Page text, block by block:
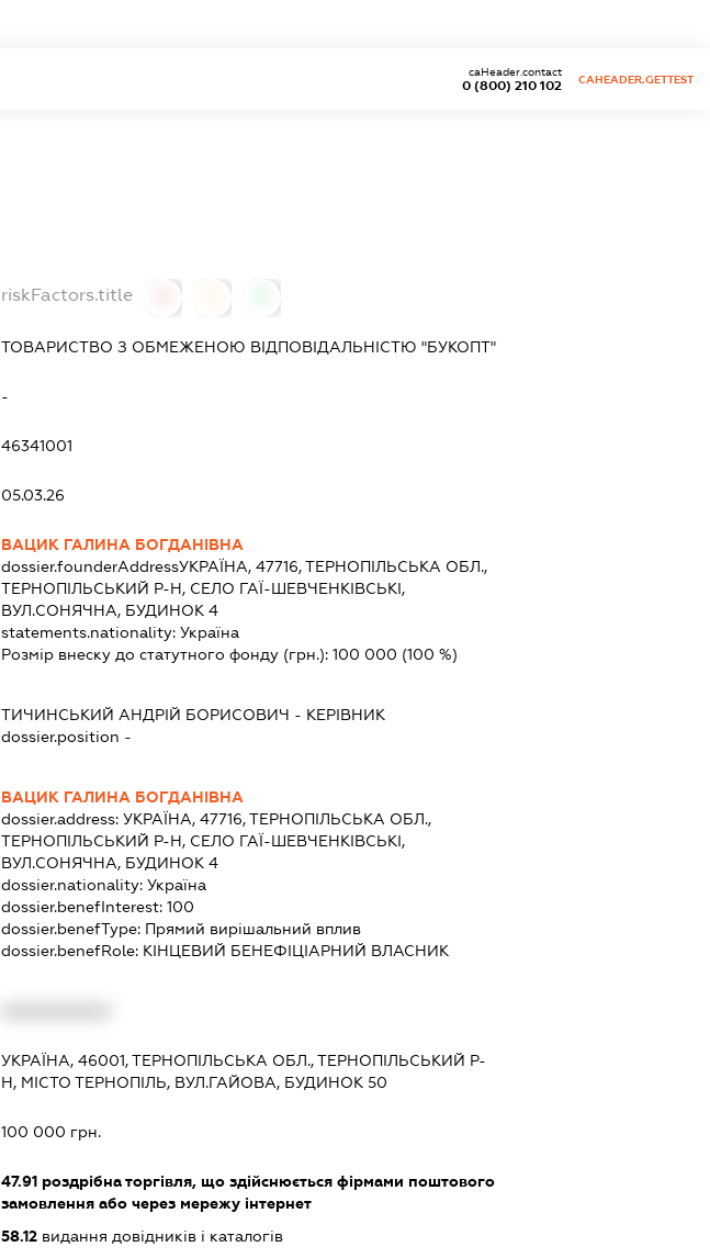
0 (800) 210 102
caHeader.contact
CAHEADER.GETTEST
riskFactors.title
ТОВАРИСТВО З ОБМЕЖЕНОЮ ВІДПОВІДАЛЬНІСТЮ "БУКОПТ"
-
46341001
05.03.26
ВАЦИК ГАЛИНА БОГДАНІВНА
dossier.founderAddressУКРАЇНА, 47716, ТЕРНОПІЛЬСЬКА ОБЛ.,
ТЕРНОПІЛЬСЬКИЙ Р-Н, СЕЛО ГАЇ-ШЕВЧЕНКІВСЬКІ,
ВУЛ.СОНЯЧНА, БУДИНОК 4
statements.nationality: Україна
Розмір внеску до статутного фонду (грн.): 100 000 (100 %)
ТИЧИНСЬКИЙ АНДРІЙ БОРИСОВИЧ - КЕРІВНИК
dossier.position -
ВАЦИК ГАЛИНА БОГДАНІВНА
dossier.address: УКРАЇНА, 47716, ТЕРНОПІЛЬСЬКА ОБЛ.,
ТЕРНОПІЛЬСЬКИЙ Р-Н, СЕЛО ГАЇ-ШЕВЧЕНКІВСЬКІ,
ВУЛ.СОНЯЧНА, БУДИНОК 4
dossier.nationality: Україна
dossier.benefInterest: 100
dossier.benefType: Прямий вирішальний вплив
dossier.benefRole: КІНЦЕВИЙ БЕНЕФІЦІАРНИЙ ВЛАСНИК
УКРАЇНА, 46001, ТЕРНОПІЛЬСЬКА ОБЛ., ТЕРНОПІЛЬСЬКИЙ Р-
Н, МІСТО ТЕРНОПІЛЬ, ВУЛ.ГАЙОВА, БУДИНОК 50
100 000 грн.
47.91роздрібна торгівля, що здійснюється фірмами поштового
замовлення або через мережу інтернет
58.12видання довідників і каталогів